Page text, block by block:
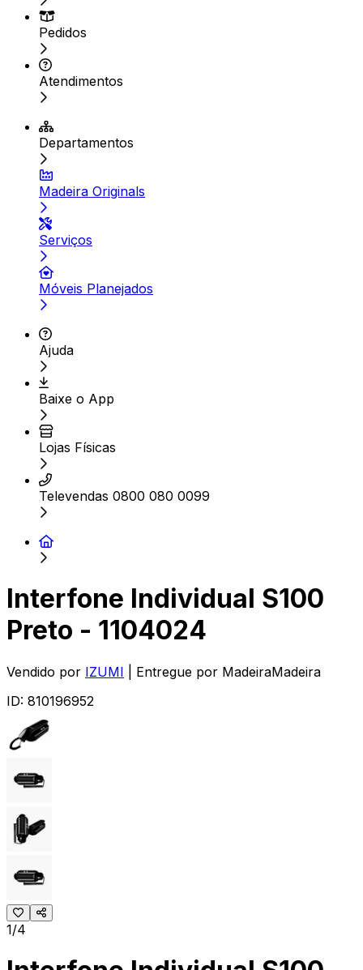
Pedidos
Atendimentos
Departamentos
Madeira Originals
Serviços
Móveis Planejados
Ajuda
Baixe o App
Lojas Físicas
Televendas 0800 080 0099
Interfone Individual S100
Preto - 1104024
Vendido por IZUMI | Entregue por MadeiraMadeira
ID: 810196952
1/4